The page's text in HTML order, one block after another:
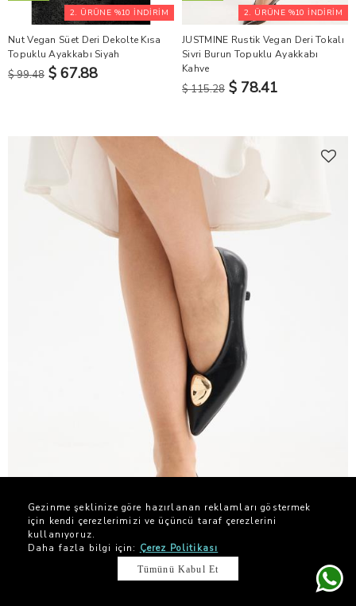
2. ÜRÜNE %10 İNDİRİM
Nut Vegan Süet Deri Dekolte Kısa
Topuklu Ayakkabı Siyah
$ 99.48 $ 67.88
2. ÜRÜNE %10 İNDİRİM
JUSTMINE Rustik Vegan Deri Tokalı
Sivri Burun Topuklu Ayakkabı
Kahve
$ 115.28 $ 78.41
-%32
JUSTMINE Rustik Vegan Deri Tokalı Sivri Burun Topuklu Ayakkabı Lacivert
Gezinme şeklinize göre hazırlanan reklamları göstermek
için kendi çerezlerimizi ve üçüncü taraf çerezlerini
kullanıyoruz.
Daha fazla bilgi için: Çerez Politikası
Tümünü Kabul Et